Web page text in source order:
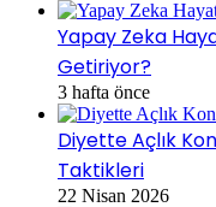
Yapay Zeka
Getiriyor?
3 hafta önce
Diyette Açlık
Taktikleri
22 Nisan 2026